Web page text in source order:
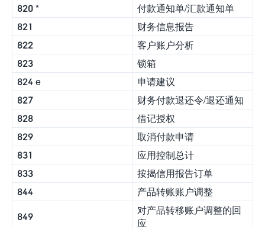
820 *
付款通知单/汇款通知单
821
财务信息报告
822
客户账户分析
823
锁箱
824 e
申请建议
827
财务付款退还令/退还通知
828
借记授权
829
取消付款申请
831
应用控制总计
833
按揭信用报告订单
844
产品转账账户调整
849
对产品转移账户调整的回
应